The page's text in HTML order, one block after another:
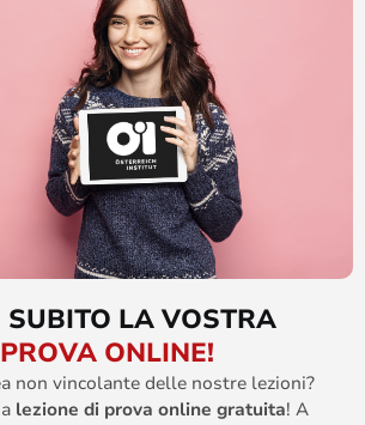
SUBITO LA VOSTRA
ONLINE!
non vincolante delle nostre lezioni?
lezione di prova online gratuita! A